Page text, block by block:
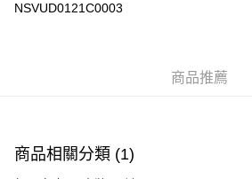
WeChat Pay
付款後順豐站及營業點
每筆HK$40.00，滿HK$350.00或以上免運費
NSVUD0121C0003
商品推薦
商品相關分類 (1)